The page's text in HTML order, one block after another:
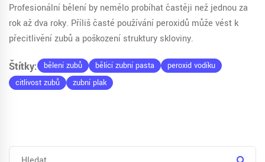
Profesionální bělení by nemělo probíhat častěji než jednou za
rok až dva roky. Příliš časté používání peroxidů může vést k
přecitlivění zubů a poškození struktury skloviny.
Štítky: bělení zubů bělící zubní pasta
peroxid vodíku
citlivost zubů
zubní plak